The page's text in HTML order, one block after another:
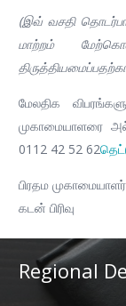
(இவ் வசதி
மாற்றம்
மேலதிக
முகாமையாளரை
0112 42 52 62
பிரதம
கடன் பிரிவு
Regional